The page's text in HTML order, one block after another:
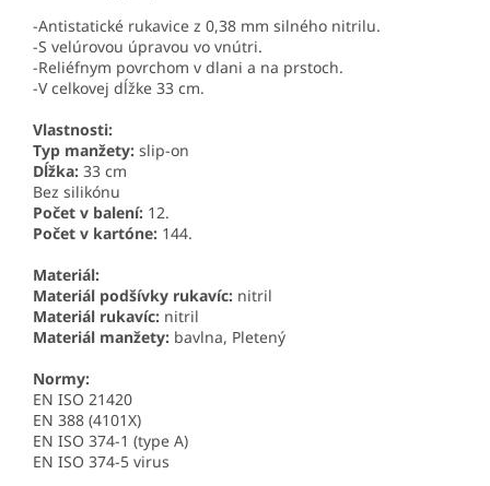
-Antistatické rukavice z 0,38 mm silného nitrilu.
-S velúrovou úpravou vo vnútri.
-Reliéfnym povrchom v dlani a na prstoch.
-V celkovej dĺžke 33 cm.
Vlastnosti:
Typ manžety: slip-on
Dĺžka: 33 cm
Bez silikónu
Počet v balení: 12.
Počet v kartóne: 144.
Materiál:
Materiál podšívky rukavíc: nitril
Materiál rukavíc: nitril
Materiál manžety: bavlna, Pletený
Normy:
EN ISO 21420
EN 388 (4101X)
EN ISO 374-1 (type A)
EN ISO 374-5 virus